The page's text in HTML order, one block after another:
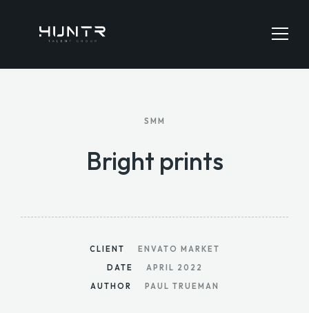
HOME
EMPLOYERS
SMM
Bright prints
CLIENT
ENVATO MARKET
DATE
APRIL 2022
AUTHOR
PAUL TRUEMAN